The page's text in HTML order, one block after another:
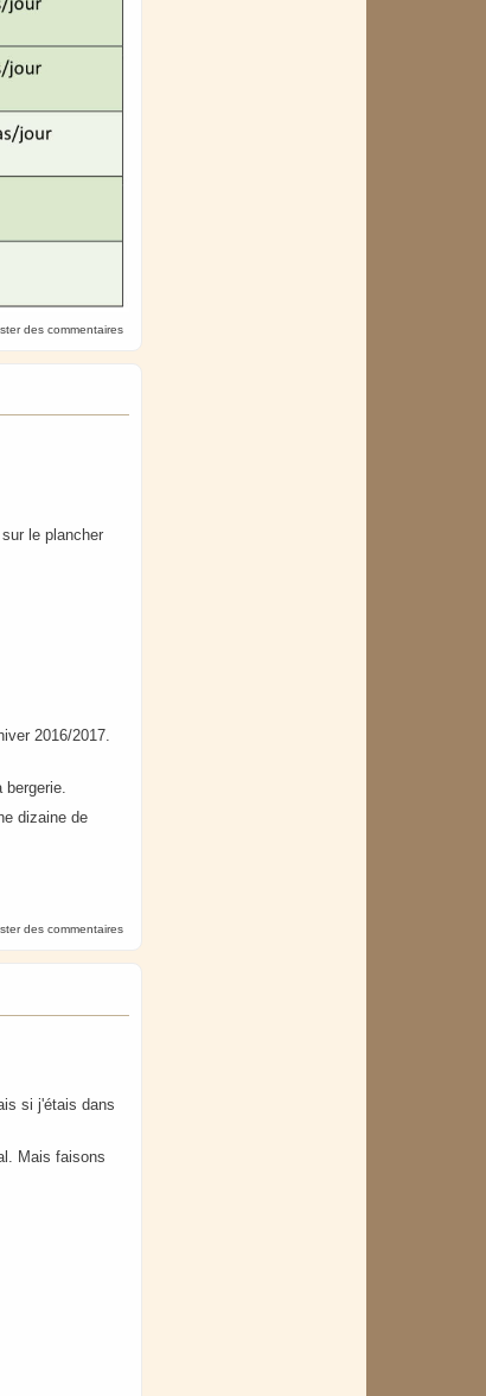
des commentaires
le plancher
2016/2017.
bergerie.
dizaine de
des commentaires
si j'étais dans
Mais faisons